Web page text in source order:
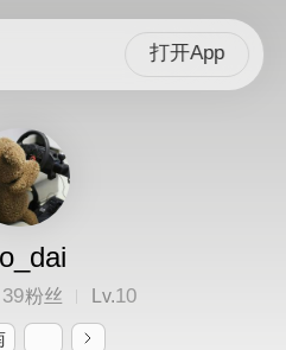
打开App
39粉丝 Lv.10